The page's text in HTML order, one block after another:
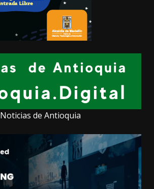
Noticias de Antioquia